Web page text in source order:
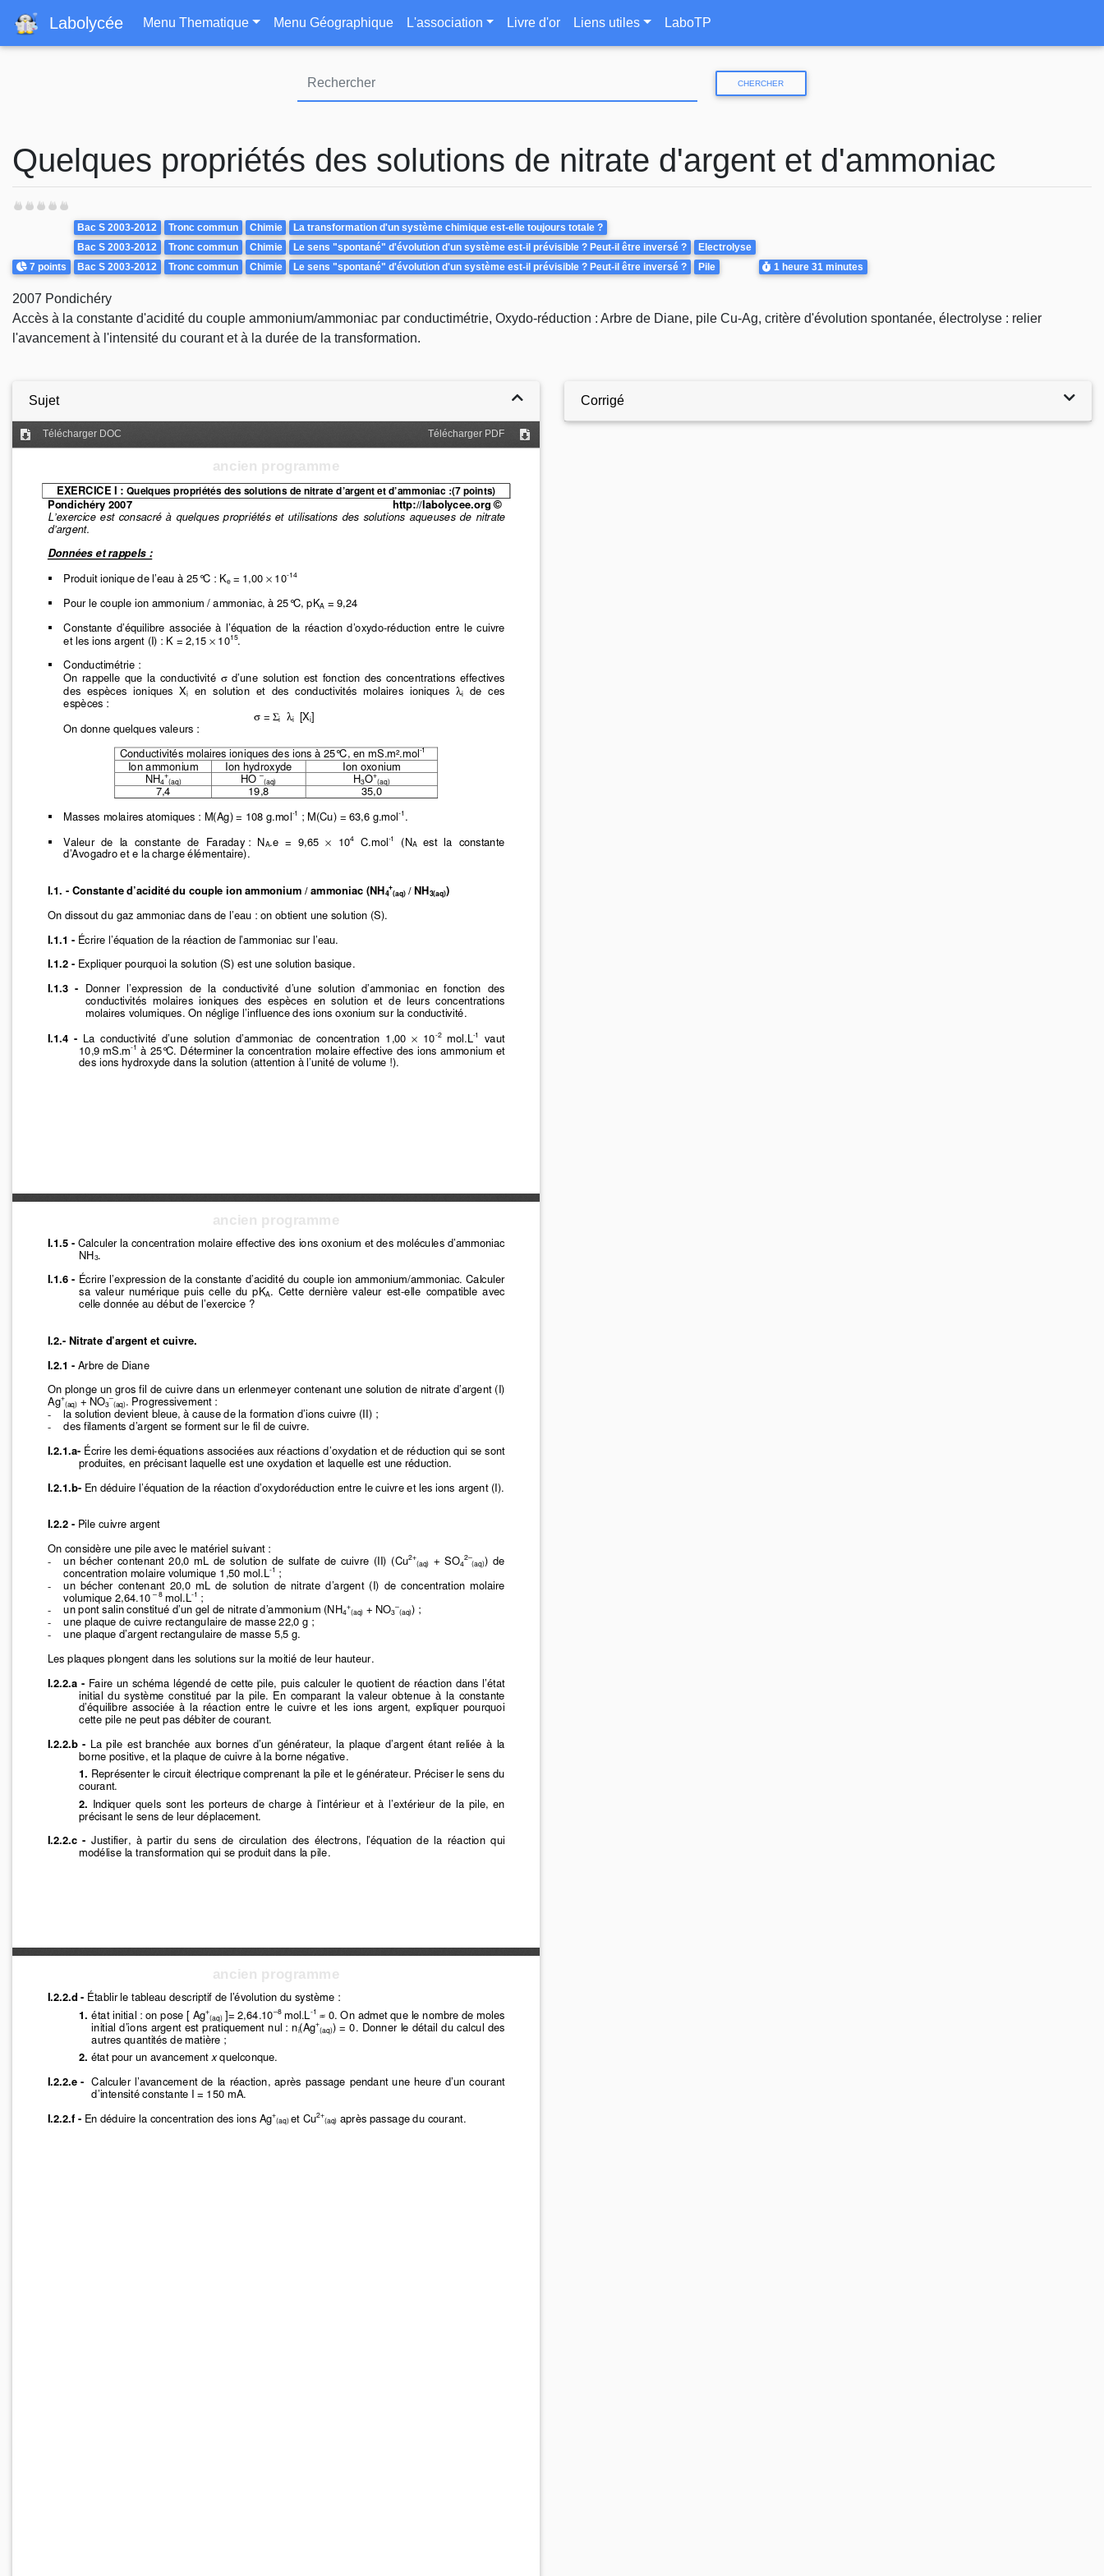
au
contenu
Labolycée Navigation principale
Menu Thematique Menu Géographique L'association Livre d'or Liens utiles LaboTP
CHERCHER
Quelques propriétés des solutions de nitrate d'argent et d'ammoniac
Points
7 points
Theme
Bac S 2003-2012 Tronc commun Chimie
La transformation d'un système chimique est-elle toujours totale ?
Bac S 2003-2012
Tronc commun Chimie Le sens "spontané" d'évolution d'un système est-il prévisible ? Peut-il être inversé ?
Electrolyse
Bac S 2003-2012
Tronc commun Chimie Le sens "spontané" d'évolution d'un système est-il prévisible ? Peut-il être inversé ? Pile Durée
1 heure31 minutes
2007 Pondichéry
Accès à la constante d'acidité du couple ammonium/ammoniac par conductimétrie, Oxydo-réduction : Arbre de Diane, pile Cu-Ag, critère d'évolution spontanée, électrolyse : relier
l'avancement à l'intensité du courant et à la durée de la transformation.
Sujet Corrigé